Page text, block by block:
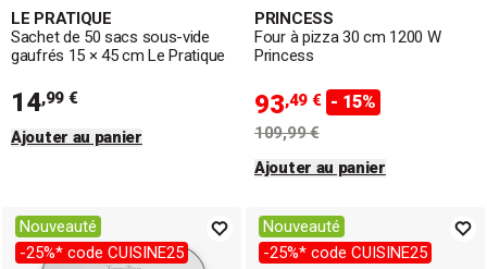
LE PRATIQUE
Sachet de 50 sacs sous-vide
gaufrés 15 × 45 cm Le Pratique
14,99 €
Ajouter au panier
PRINCESS
Four à pizza 30 cm 1200 W
Princess
93,49 € - 15%
109,99 €
Ajouter au panier
Nouveauté
-25%* code CUISINE25
Nouveauté
-25%* code CUISINE25